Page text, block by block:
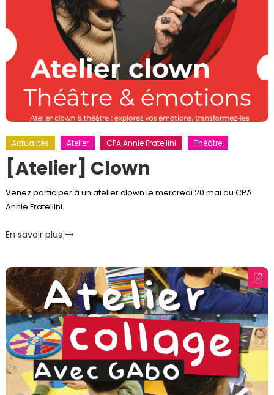
Actualités Atelier CPA Annie Fratellini Théâtre
[Atelier] Clown
Venez participer à un atelier clown le mercredi 20 mai au CPA
Annie Fratellini.
En savoir plus